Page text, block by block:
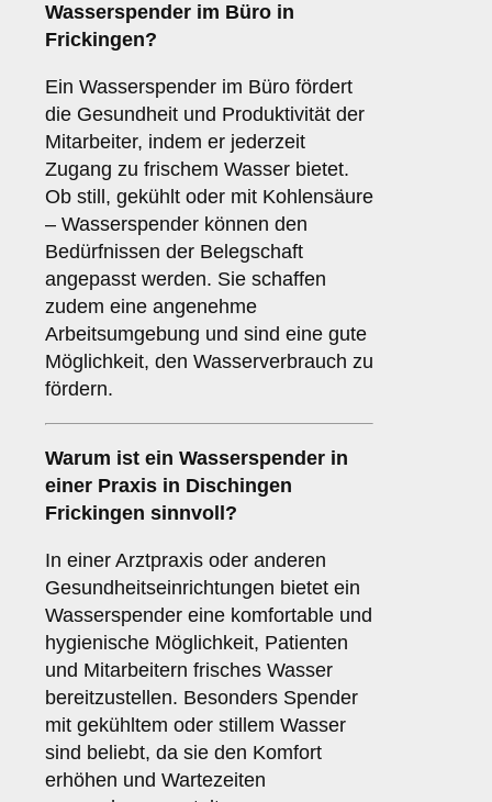
Wasserspender im Büro in
Frickingen?
Ein Wasserspender im Büro fördert
die Gesundheit und Produktivität der
Mitarbeiter, indem er jederzeit
Zugang zu frischem Wasser bietet.
Ob still, gekühlt oder mit Kohlensäure
– Wasserspender können den
Bedürfnissen der Belegschaft
angepasst werden. Sie schaffen
zudem eine angenehme
Arbeitsumgebung und sind eine gute
Möglichkeit, den Wasserverbrauch zu
fördern.
Warum ist ein Wasserspender in
einer Praxis in Dischingen
Frickingen sinnvoll?
In einer Arztpraxis oder anderen
Gesundheitseinrichtungen bietet ein
Wasserspender eine komfortable und
hygienische Möglichkeit, Patienten
und Mitarbeitern frisches Wasser
bereitzustellen. Besonders Spender
mit gekühltem oder stillem Wasser
sind beliebt, da sie den Komfort
erhöhen und Wartezeiten